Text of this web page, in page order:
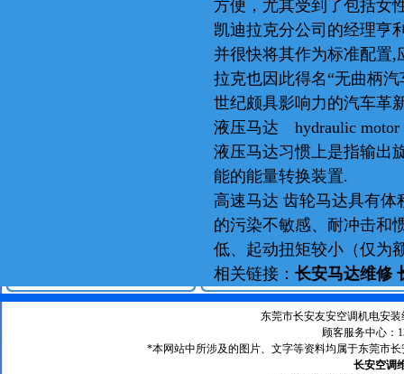
方便，尤其受到了包括女
凯迪拉克分公司的经理亨
并很快将其作为标准配置,
拉克也因此得名“无曲柄
世纪颇具影响力的汽车革
液压马达 hydraulic motor
液压马达习惯上是指输出
能的能量转换装置.
高速马达 齿轮马达具有
的污染不敏感、耐冲击和
低、起动扭矩较小（仅为
相关链接： 长安马达维修
东莞市长安友安空调机电安
顾客服务中心：
*本网站中所涉及的图片、文字等资料均属于东莞市
长安空调